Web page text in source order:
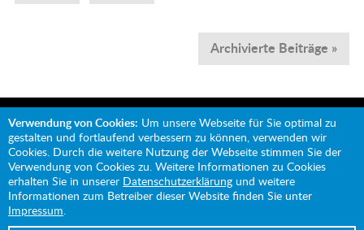
Archivierte Beiträge »
Mit Unterstützung von:
Verwendung von Cookies: Um unsere Webseite für Sie optimal zu
gestalten und fortlaufend verbessern zu können, verwenden wir
Cookies. Durch die weitere Nutzung der Webseite stimmen Sie der
Verwendung von Cookies zu. Weitere Informationen zu Cookies
erhalten Sie in unserer Datenschutzerklärung und weitere
Informationen zum Betreiber dieser Website finden Sie unter
Impressum.